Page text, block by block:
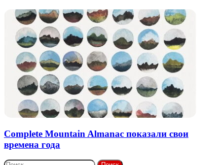
Complete Mountain Almanac показали свои
времена года
Найти: